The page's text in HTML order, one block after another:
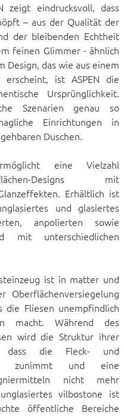
zeigt eindrucksvoll, dass
– aus der Qualität der
der bleibenden Echtheit
feinen Glimmer - ähnlich
Design, das wie aus einem
erscheint, ist ASPEN die
Ursprünglichkeit.
Szenarien genau so
Einrichtungen in
Duschen.
eine Vielzahl
Designs mit
Erhältlich ist
und glasiertes
anpolierten sowie
mit unterschiedlichen
ist in matter und
die Fliesen unempfindlich
macht. Während des
wird die Struktur ihrer
dass die Fleck- und
zunimmt und eine
nicht mehr
vilbostone ist
öffentliche Bereiche